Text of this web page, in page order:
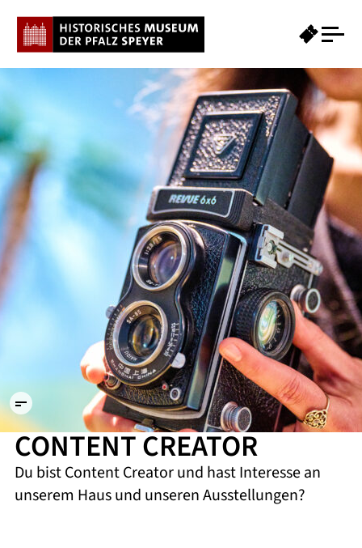
Revue
Museum der
Pfalz Speyer
Trykowski
CONTENT CREATOR
Du bist Content Creator und hast Interesse an
unserem Haus und unseren Ausstellungen?